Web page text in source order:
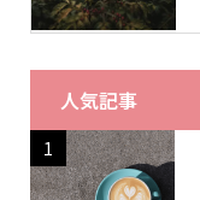
人気記事
1